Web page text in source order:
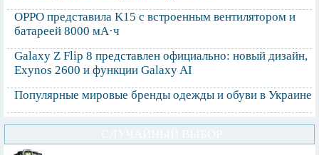
OPPO представила K15 с встроенным вентилятором и
батареей 8000 мА·ч
Galaxy Z Flip 8 представлен официально: новый дизайн,
Exynos 2600 и функции Galaxy AI
Популярные мировые бренды одежды и обуви в Украине